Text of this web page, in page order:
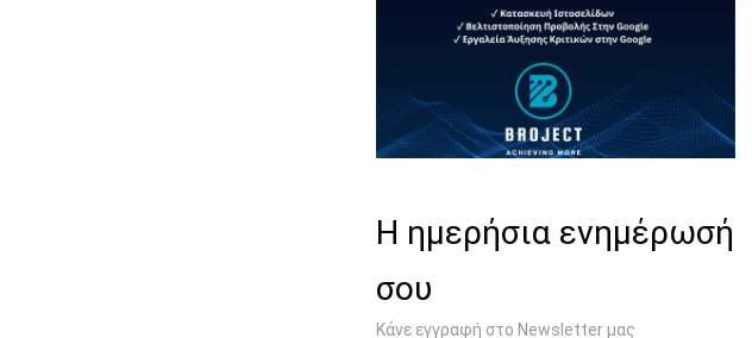
Η ημερήσια ενημέρωσή
σου
Κάνε εγγραφή στο Newsletter μας